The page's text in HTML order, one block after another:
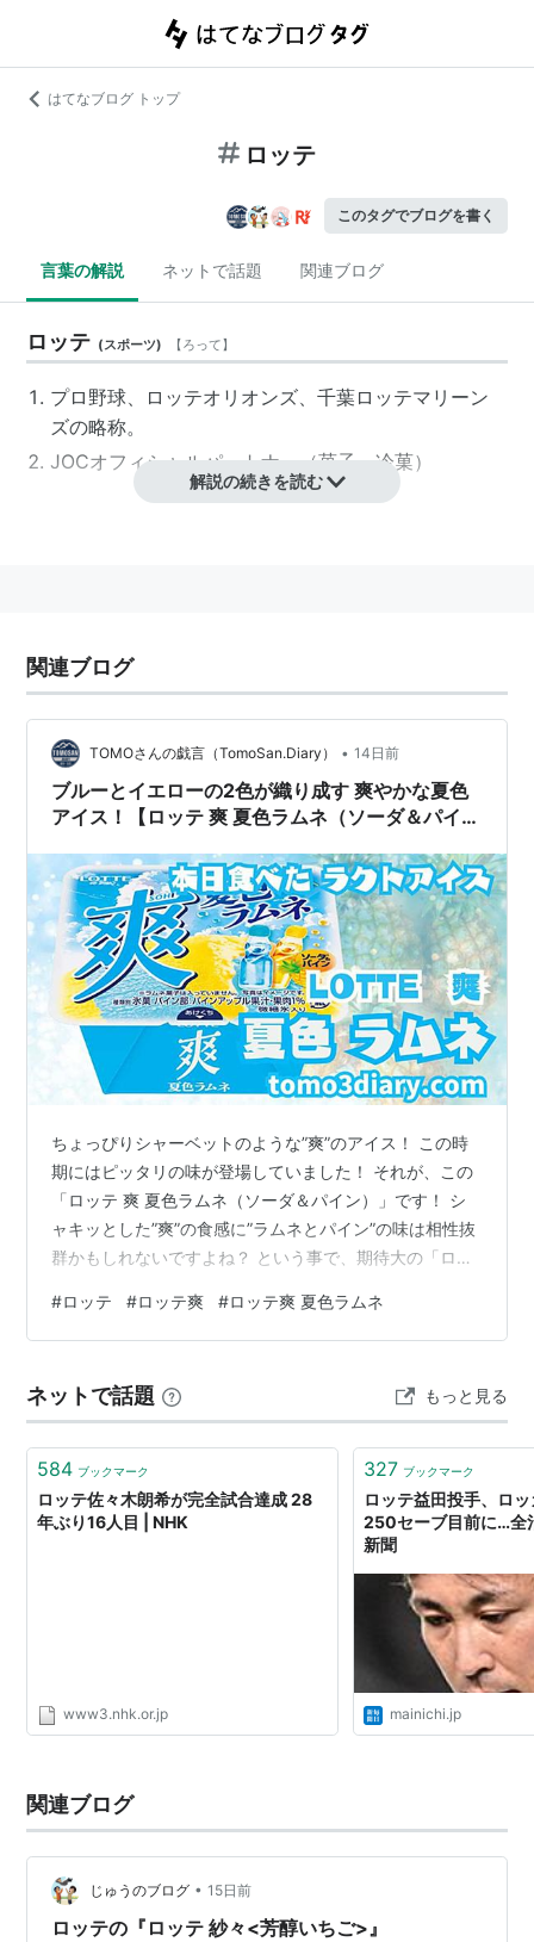
はてなブログ トップ
ロッテ
このタグでブログを書く
言葉の解説 ネットで話題 関連ブログ
ロッテ (スポーツ) 【ろって】
プロ野球、ロッテオリオンズ、千葉ロッテマリーン
ズの略称。
JOCオフィシャルパートナー（菓子・冷菓）
ムなどのお菓子を製造・販売する食品メーカーで、
都新宿区西新宿に本社をおく。
ファストフードの
リーンズなどでも知られている。また、韓国では一大財
閥グループとなっている。韓国ではロッテホテル、テー
マパーク( ロッテワールド)、球団(ロッテ・ジャイアン
ツ
)などのオーナーである。
ロッテの名はドイツ語圏での女性の名前「シャルロッ
テ」に由来する。
韓国では一部関連会社が上場している。
創業
1948年（昭和23年）6月、東京・荻窪で石鹸製造業をし
ていた在日コリアンの重光武雄（辛格浩）がチューイン
主な商品
ビックリマンチョコ
コアラのマーチ
パイの実
雪見だいふく
など
解説の続きを読む
関連ブログ
TOMOさんの戯言（TomoSan.Diary） • 14日前
ブルーとイエローの2色が織り成す 爽やかな夏色
アイス！【ロッテ 爽 夏色ラムネ（ソーダ＆パイ
ちょっぴりシャーベットのような”爽”のアイス！ この時
期にはピッタリの味が登場していました！ それが、この
「ロッテ 爽 夏色ラムネ（ソーダ＆パイン）」です！ シ
ャキッとした”爽”の食感に”ラムネとパイン”の味は相性抜
群かもしれないですよね？ という事で、期待大の「ロッ
この記事は広告及びアフィリエイト広告を利用していま
す 『ロッテ 爽 夏色ラムネ（ソーダ＆パイン）』を食べ
ネ（ソーダ＆パイン）を食べてみた感想 成分・原材料を
見てみよう 成分・特性（185ml）表示 原材料表示 TOMO
の…
#ロッテ #ロッテ爽 #ロッテ爽 夏色ラムネ
ネットで話題 もっと見る
584 ブックマーク
ロッテ佐々木朗希が完全試合達成 28
年ぶり16人目 | NHK
www3.nhk.or.jp
327 ブックマーク
ロッテ益田投手、ロ
250セーブ目前に…全
新聞
mainichi.jp
関連ブログ
じゅうのブログ • 15日前
ロッテの『ロッテ 紗々<芳醇いちご>』